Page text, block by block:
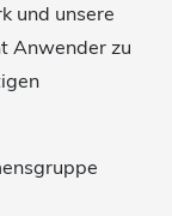
und unsere
Anwender zu